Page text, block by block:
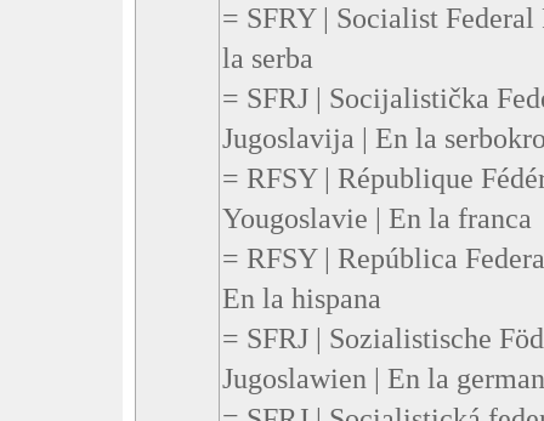
= SFRY | Socialist
la serba
= SFRJ | Socijalistička
Jugoslavija | En la
= RFSY | République
Yougoslavie | En la franca
= RFSY | República
En la hispana
= SFRJ | Sozialistische
Jugoslawien | En la